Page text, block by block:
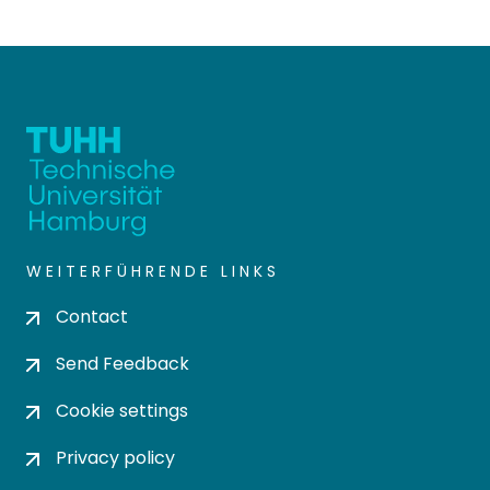
WEITERFÜHRENDE LINKS
Contact
Send Feedback
Cookie settings
Privacy policy